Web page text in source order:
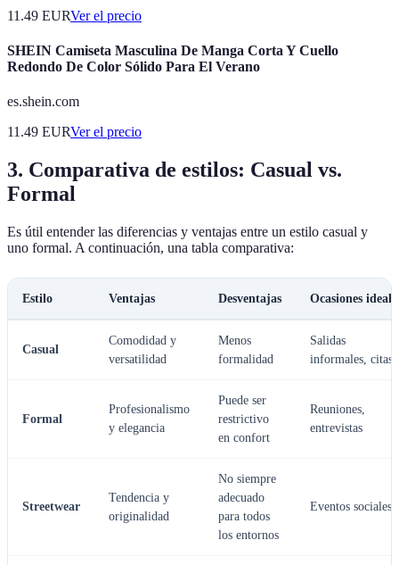
11.49 EURVer el precio
SHEIN Camiseta Masculina De Manga Corta Y Cuello
Redondo De Color Sólido Para El Verano
es.shein.com
11.49 EURVer el precio
3. Comparativa de estilos: Casual vs.
Formal
Es útil entender las diferencias y ventajas entre un estilo casual y
uno formal. A continuación, una tabla comparativa:
Estilo Ventajas Desventajas Ocasiones
Casual
Comodidad y
versatilidad
Menos
formalidad
Salidas
informales, citas
Formal
Profesionalismo
y elegancia
Puede ser
restrictivo
en confort
Reuniones,
entrevistas
Streetwear
Tendencia y
originalidad
No siempre
adecuado
para todos
los entornos
Eventos sociales